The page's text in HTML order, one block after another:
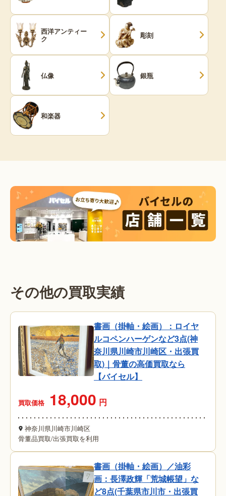
西洋アンティー
ク 彫刻
仏像 銀瓶
和楽器
その他の買取実績
書画（掛軸・絵画）：ロイヤ
ルコペンハーゲンなど3点(神
奈川県川崎市川崎区・出張買
取)｜骨董の高価買取なら
【バイセル】
買取価格 18,000 円
神奈川県川崎市川崎区
骨董品買取/出張買取を利用
書画（掛軸・絵画）／油彩
画：長澤政輝「荒城帳望」な
ど8点(千葉県市川市・出張買